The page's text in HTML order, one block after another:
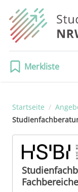
Merkliste
Startseite /